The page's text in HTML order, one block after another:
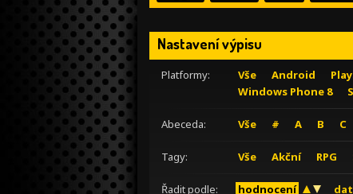
Nastavení výpisu
Platformy: Vše Android
Windows Phone 8
Abeceda: Vše # A B C
Tagy: Vše Akční RPG
Řadit podle: hodnocení